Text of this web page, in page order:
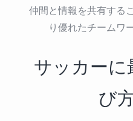
仲間と情報を共有する
り優れたチームワ
サッカーに
び